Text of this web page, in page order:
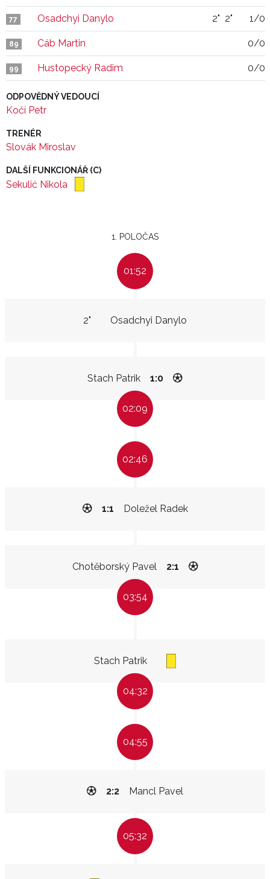
77 Osadchyi Danylo 2" 2" 1/0
89 Cáb Martin 0/0
99 Hustopecký Radim 0/0
ODPOVĚDNÝ VEDOUCÍ
Kočí Petr
TRENÉR
Slovák Miroslav
DALŠÍ FUNKCIONÁŘ (C)
Sekulić Nikola
1. POLOČAS
01:52
Osadchyi Danylo
2"
Stach Patrik 1:0
02:09
02:46
Doležel Radek
1:1
Chotěborský Pavel 2:1
03:54
Stach Patrik
04:32
04:55
Mancl Pavel
2:2
05:32